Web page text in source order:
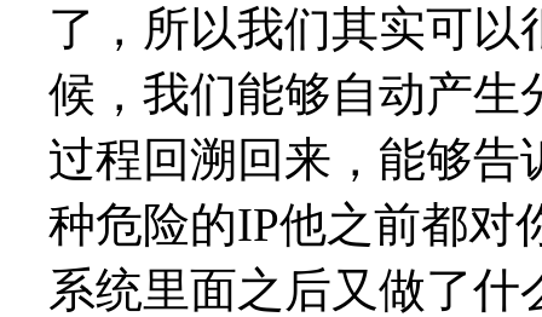
了，所以我们其实可
候，我们能够自动产生
过程回溯回来，能够告
种危险的IP他之前都对
系统里面之后又做了